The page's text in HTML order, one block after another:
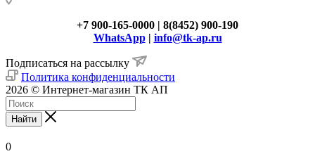
+7 900-165-0000 | 8(8452) 900-190
WhatsApp| info@tk-ap.ru
Подписаться на рассылку
Политика конфиденциальности
2026 © Интернет-магазин ТК АП
Найти
0